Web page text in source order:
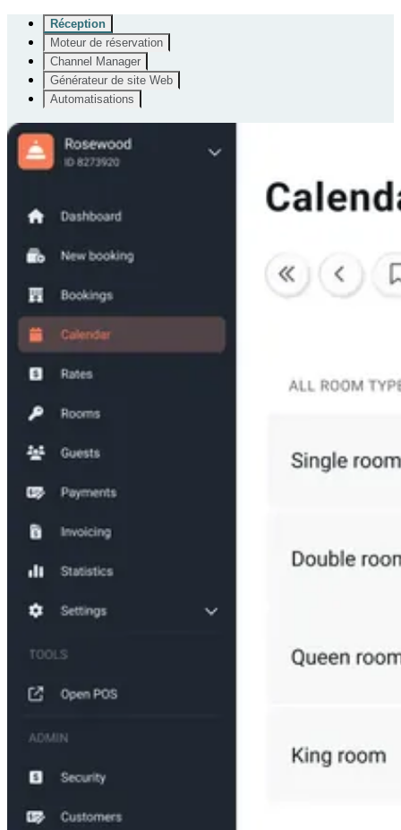
Réception
Moteur de réservation
Channel Manager
Générateur de site Web
Automatisations